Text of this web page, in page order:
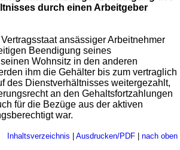
durch einen Arbeitgeber
ansässiger Arbeitnehmer
Beendigung seines
Wohnsitz in den anderen
ihm die Gehälter bis zum vertraglich
des Dienstverhältnisses weitergezahlt,
an den Gehaltsfortzahlungen
für die Bezüge aus der aktiven
war.
Inhaltsverzeichnis | Ausdrucken/PDF| nach oben